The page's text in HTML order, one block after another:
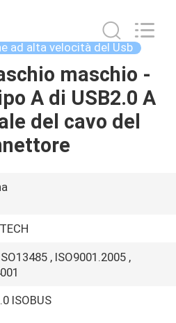
ad alta velocità del Usb
maschio -
A di USB2.0 A
del cavo del
, ISO9001.2005 ,
ISOBUS